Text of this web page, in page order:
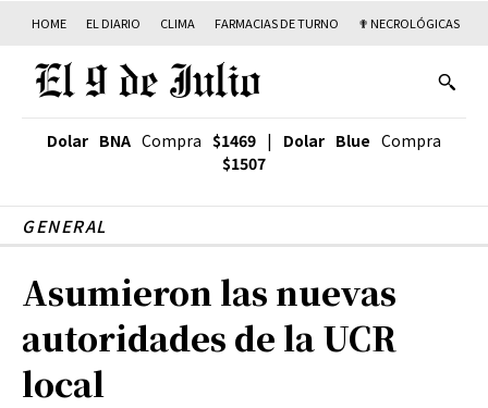
HOME EL DIARIO CLIMA FARMACIAS DE TURNO ✟ NECROLÓGICAS
Dolar BNA Compra $1469 | Dolar Blue Compra
$1507
GENERAL
Asumieron las nuevas
autoridades de la UCR
local